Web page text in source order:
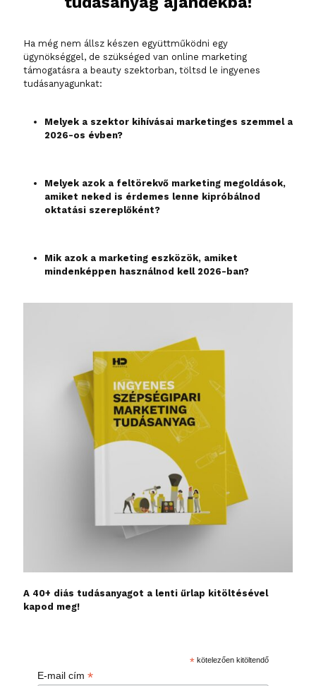
Ha még nem állsz készen együttműködni egy
ügynökséggel, de szükséged van online marketing
támogatásra a beauty szektorban, töltsd le ingyenes
tudásanyagunkat:
Melyek a szektor kihívásai marketinges szemmel a
2026-os évben?
Melyek azok a feltörekvő marketing megoldások,
amiket neked is érdemes lenne kipróbálnod
oktatási szereplőként?
Mik azok a marketing eszközök, amiket
mindenképpen használnod kell 2026-ban?
A 40+ diás tudásanyagot a lenti űrlap kitöltésével
kapod meg!
* kötelezően kitöltendő
E-mail cím *